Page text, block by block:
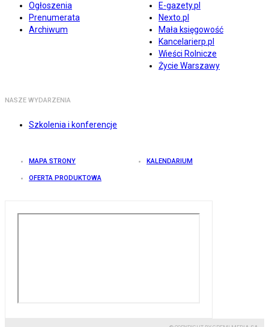
Ogłoszenia
Prenumerata
Archiwum
E-gazety.pl
Nexto.pl
Mała księgowość
Kancelarierp.pl
Wieści Rolnicze
Życie Warszawy
NASZE WYDARZENIA
Szkolenia i konferencje
MAPA STRONY KALENDARIUM
OFERTA PRODUKTOWA